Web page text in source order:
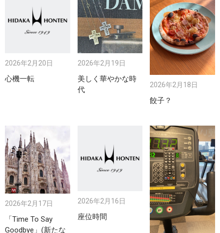
2026年2月20日
心機一転
2026年2月19日
美しく華やかな時
代
2026年2月18日
餃子？
2026年2月17日
「Time To Say
Goodbye」(新たな
2026年2月16日
座位時間